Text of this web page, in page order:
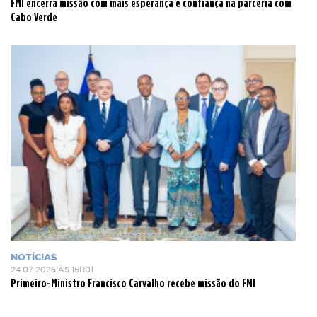
Cabo Verde
NOTÍCIAS
24.07.2026 ÀS 15H01
Primeiro-Ministro Francisco Carvalho recebe missão do FMI